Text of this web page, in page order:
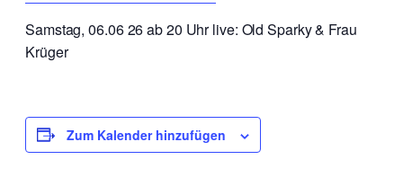
Samstag, 06.06 26 ab 20 Uhr live: Old Sparky & Frau
Krüger
Zum Kalender hinzufügen